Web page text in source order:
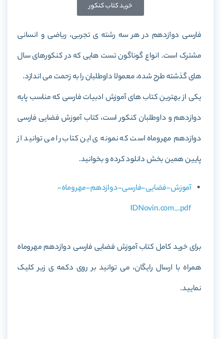
خرید کتاب کنکور
فارسی دوازدهم در هر سه رشته ی تجربی، ریاضی و انسانی
مشترک است. انواع گوناگون تست هایی که در کنکورهای سال
های گذشته طرح شده، معمولا داوطلبان را به زحمت می اندازد.
یکی از بهترین کتاب های آموزش ادبیات فارسی که مناسب پایه
دوازدهم و داوطلبان کنکور است، کتابآموزش فضایی فارسی
دوازدهم مهروماهاست که نمونه ی این کتاب را می توانید از
پایین همین بخش دانلود کرده و بخوانید.
آموزش-فضایی-فارسی-دوازدهم-مهروماه-
IDNovin.com_.pdf
برای خرید کامل کتابآموزش فضایی فارسی دوازدهم مهروماه
همراه با ارسال رایگان، می توانید بر روی دکمه ی زیر کلیک
نمایید.